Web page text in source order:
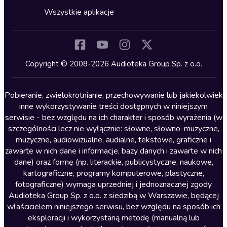
Kryminały
Lektury szkolne
Literatura anglojęzyczna
Literatura faktu
Literatura obyczajowa
Literatura piękna obca
Literatura piękna polska
Nagrania relaksacyjne
Nauka języków
Nauki humanistyczne
Wszystkie aplikacje
Copyright © 2008-2026 Audioteka Group Sp. z o.o.
Pobieranie, zwielokrotnianie, przechowywanie lub jakiekolwiek
inne wykorzystywanie treści dostępnych w niniejszym
serwisie - bez względu na ich charakter i sposób wyrażenia (w
szczególności lecz nie wyłącznie: słowne, słowno-muzyczne,
muzyczne, audiowizualne, audialne, tekstowe, graficzne i
zawarte w nich dane i informacje, bazy danych i zawarte w nich
dane) oraz formę (np. literackie, publicystyczne, naukowe,
kartograficzne, programy komputerowe, plastyczne,
fotograficzne) wymaga uprzedniej i jednoznacznej zgody
Audioteka Group Sp. z o.o. z siedzibą w Warszawie, będącej
właścicielem niniejszego serwisu, bez względu na sposób ich
eksploracji i wykorzystaną metodę (manualną lub